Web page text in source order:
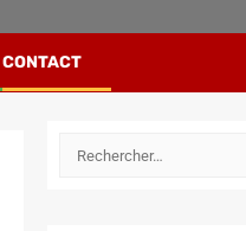
CONTACT
Rechercher :